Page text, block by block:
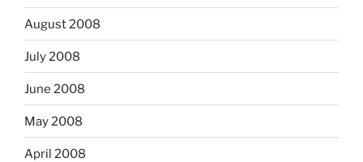
August 2008
July 2008
June 2008
May 2008
April 2008